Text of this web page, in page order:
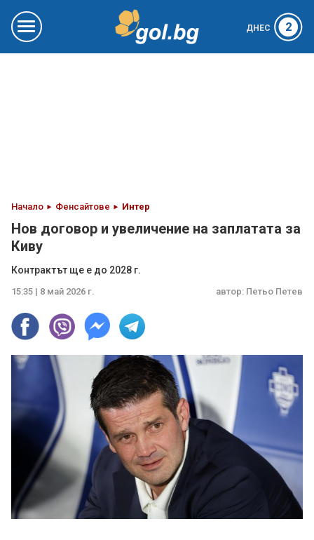
ДНЕС 2
Начало Фенсайтове Интер
Нов договор и увеличение на заплатата за
Киву
Контрактът ще е до 2028 г.
15:35 | 8 май 2026 г. автор: Петьо Петев